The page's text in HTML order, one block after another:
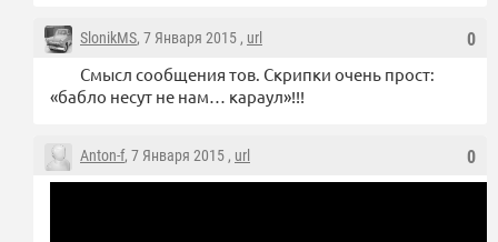
0
SlonikMS, 7 Января 2015 , url
Смысл сообщения тов. Скрипки очень прост:
«бабло несут не нам… караул»!!!
0
Anton-f, 7 Января 2015 , url